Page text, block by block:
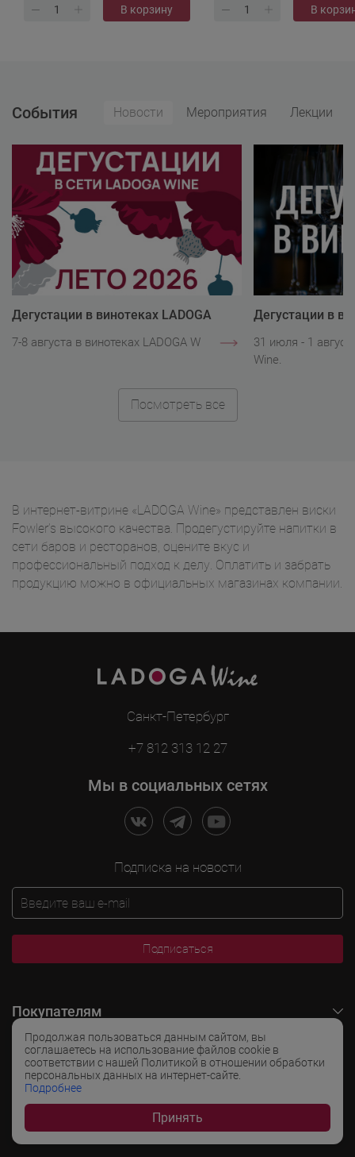
В корзину В
События Новости Мероприятия Лекции
Дегустации в винотеках LADOGA
7-8 августа в винотеках LADOGA Wine.
Дегустации в
31 июля - 1
Wine.
Посмотреть все
Продолжая пользоваться данным сайтом, вы
соглашаетесь на использование файлов cookie в
соответствии с нашей Политикой в отношении обработки
персональных данных на интернет-сайте.
Подробнее
Принять
В интернет-витрине «LADOGA Wine» представлен виски
Fowler’s высокого качества. Продегустируйте напитки в
сети баров и ресторанов, оцените вкус и
профессиональный подход к делу. Оплатить и забрать
продукцию можно в официальных магазинах компании.
Санкт-Петербург
+7 812 313 12 27
Мы в социальных сетях
Подписка на новости
Подписаться
Покупателям
O LADOGA Wine
Интересные разделы
Популярные разделы